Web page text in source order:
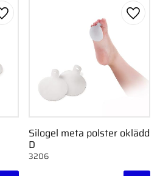
Lägg till i favoriter
Silogel meta polster oklädd
D
3206
Lägg